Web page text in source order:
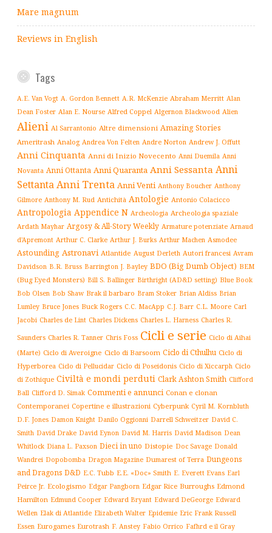
Mare magnum
Reviews in English
Tags
A.E. Van Vogt A. Gordon Bennett A.R. McKenzie Abraham Merritt Alan
Dean Foster Alan E. Nourse Alfred Coppel Algernon Blackwood Alien
Alieni Al Sarrantonio Altre dimensioni Amazing Stories
Ameritrash Analog Andrea Von Felten Andre Norton Andrew J. Offutt
Anni Cinquanta Anni di Inizio Novecento Anni Duemila Anni
Novanta Anni Ottanta Anni Quaranta Anni Sessanta Anni
SettantaAnni Trenta Anni Venti Anthony Boucher Anthony
Gilmore Anthony M. Rud Antichità Antologie Antonio Colacicco
Antropologia Appendice N Archeologia Archeologia spaziale
Ardath Mayhar Argosy & All-Story Weekly Armature potenziate Arnaud
d'Apremont Arthur C. Clarke Arthur J. Burks Arthur Machen Asmodee
Astounding Astronavi Atlantide August Derleth Autori francesi Avram
Davidson B.R. Bruss Barrington J. Bayley BDO (Big Dumb Object) BEM
(Bug Eyed Monsters) Bill S. Ballinger Birthright (AD&D setting) Blue Book
Bob Olsen Bob Shaw Brak il barbaro Bram Stoker Brian Aldiss Brian
Lumley Bruce Jones Buck Rogers C.C. MacApp C.J. Barr C.L. Moore Carl
Jacobi Charles de Lint Charles Dickens Charles L. Harness Charles R.
Saunders Charles R. Tanner Chris Foss Cicli e serie Ciclo di Aihai
(Marte) Ciclo di Averoigne Ciclo di Barsoom Ciclo di Cthulhu Ciclo di
Hyperborea Ciclo di Pellucidar Ciclo di Poseidonis Ciclo di Xiccarph Ciclo
di Zothique Civiltà e mondi perduti Clark Ashton Smith Clifford
Ball Clifford D. Simak Commenti e annunci Conan e clonan
Contemporanei Copertine e illustrazioni Cyberpunk Cyril M. Kornbluth
D.F. Jones Damon Knight Danilo Oggionni Darrell Schweitzer David C.
Smith David Drake David Eynon David M. Harris David Madison Dean
Whitlock Diana L. Paxson Dieci in uno Distopie Doc Savage Donald
Wandrei Dopobomba Dragon Magazine Dumarest of Terra Dungeons
and Dragons D&D E.C. Tubb E.E. «Doc» Smith E. Everett Evans Earl
Peirce Jr. Ecologismo Edgar Pangborn Edgar Rice Burroughs Edmond
Hamilton Edmund Cooper Edward Bryant Edward DeGeorge Edward
Wellen Elak di Atlantide Elizabeth Walter Epidemie Eric Frank Russell
Essen Eurogames Eurotrash F. Anstey Fabio Orrico Fafhrd e il Gray